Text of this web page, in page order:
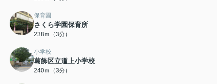
保育園
さくら学園保育所
238ｍ（3分）
小学校
葛飾区立道上小学校
240ｍ（3分）